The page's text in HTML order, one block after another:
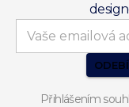
Přihlášením